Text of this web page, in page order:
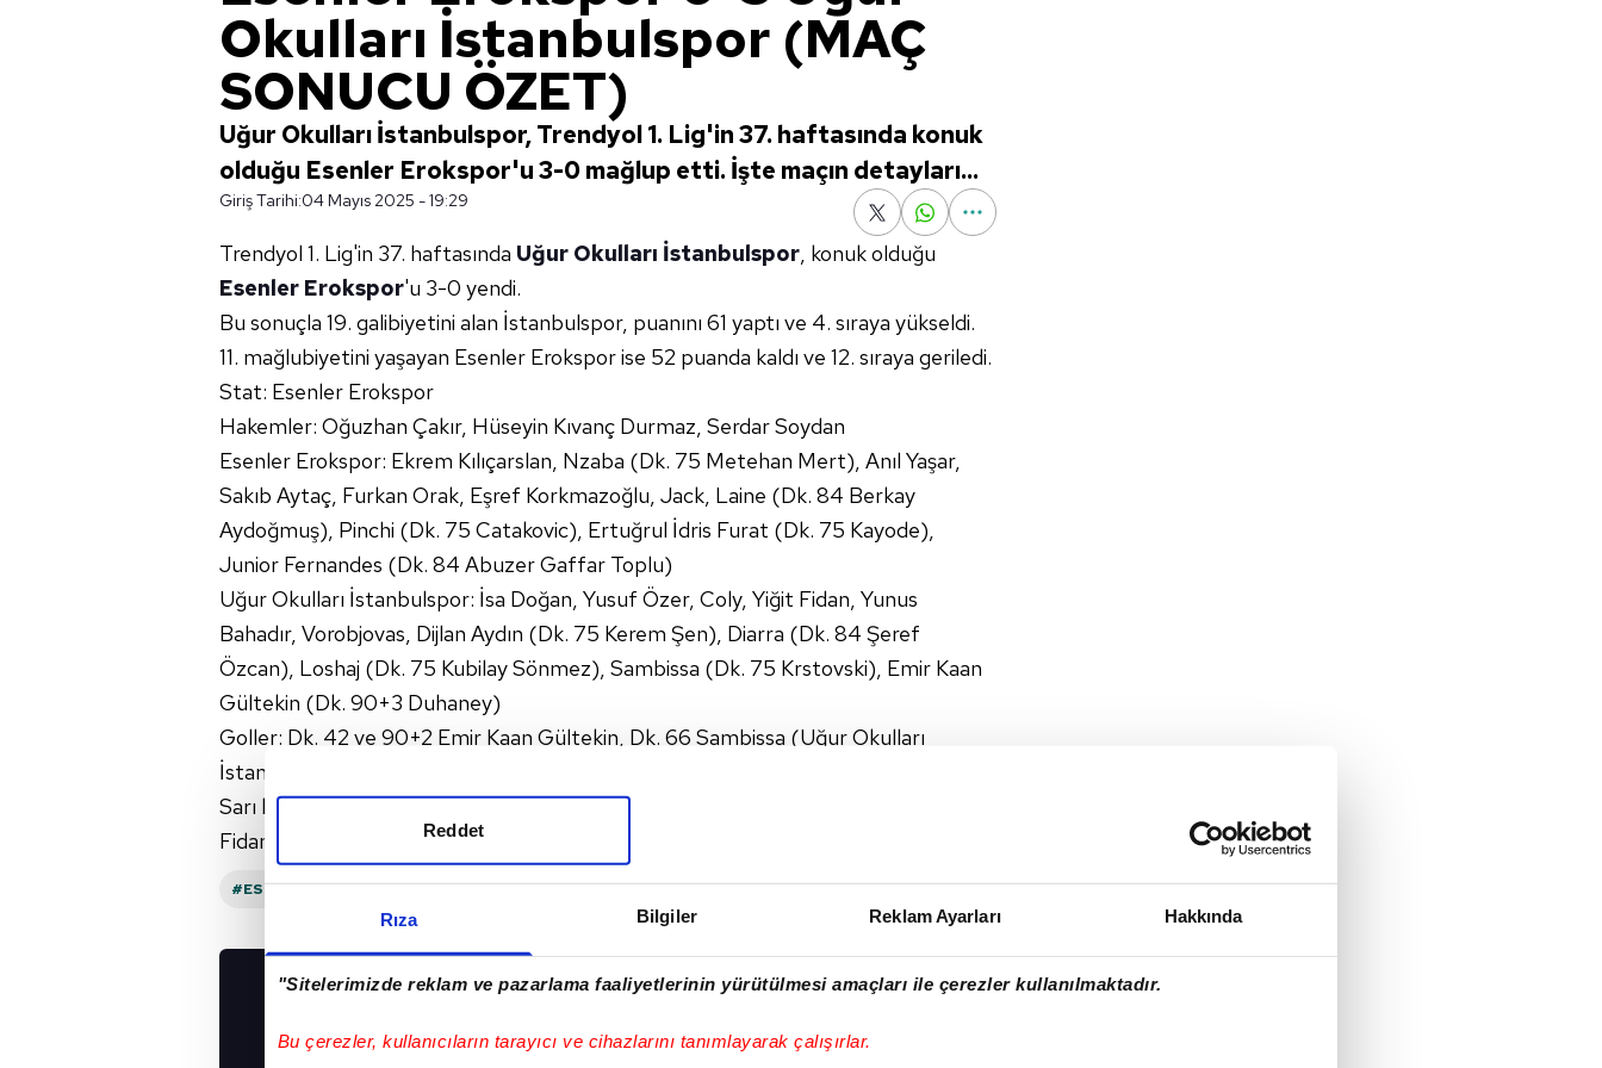
Rıza Bilgiler Reklam Ayarları Hakkında
"Sitelerimizde reklam ve pazarlama faaliyetlerinin yürütülmesi amaçları ile çerezler kullanılmaktadır.
Bu çerezler, kullanıcıların tarayıcı ve cihazlarını tanımlayarak çalışırlar.
Reddet
Okulları İstanbulspor (MAÇ
SONUCU ÖZET)
Uğur Okulları İstanbulspor, Trendyol 1. Lig'in 37. haftasında konuk
olduğu Esenler Erokspor'u 3-0 mağlup etti. İşte maçın detayları...
Giriş Tarihi:04 Mayıs 2025 - 19:29
Trendyol 1. Lig'in 37. haftasında Uğur Okulları İstanbulspor, konuk olduğu
Esenler Erokspor'u 3-0 yendi.
Bu sonuçla 19. galibiyetini alan İstanbulspor, puanını 61 yaptı ve 4. sıraya yükseldi.
11. mağlubiyetini yaşayan Esenler Erokspor ise 52 puanda kaldı ve 12. sıraya geriledi.
Stat: Esenler Erokspor
Hakemler: Oğuzhan Çakır, Hüseyin Kıvanç Durmaz, Serdar Soydan
Esenler Erokspor: Ekrem Kılıçarslan, Nzaba (Dk. 75 Metehan Mert), Anıl Yaşar,
Sakıb Aytaç, Furkan Orak, Eşref Korkmazoğlu, Jack, Laine (Dk. 84 Berkay
Aydoğmuş), Pinchi (Dk. 75 Catakovic), Ertuğrul İdris Furat (Dk. 75 Kayode),
Junior Fernandes (Dk. 84 Abuzer Gaffar Toplu)
Uğur Okulları İstanbulspor: İsa Doğan, Yusuf Özer, Coly, Yiğit Fidan, Yunus
Bahadır, Vorobjovas, Dijlan Aydın (Dk. 75 Kerem Şen), Diarra (Dk. 84 Şeref
Özcan), Loshaj (Dk. 75 Kubilay Sönmez), Sambissa (Dk. 75 Krstovski), Emir Kaan
Gültekin (Dk. 90+3 Duhaney)
Goller: Dk. 42 ve 90+2 Emir Kaan Gültekin, Dk. 66 Sambissa (Uğur Okulları
İstanbulspor)
Sarı kartlar: Dk. 54 Furkan Orak, Dk. 71 Pinchi (Esenler Erokspor), Dk. 45 Yiğit
Fidan, Dk. 50 Dijlan Aydın, Dk. 71 Yusuf Özer (Uğur Okulları İstanbulspor)
#ESENLER EROKSPOR #UĞUR OKULLARI İSTANBULSPOR
İNDİRİN!